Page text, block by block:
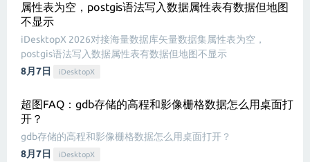
属性表为空，postgis语法写入数据属性表有数据但地图
不显示
iDesktopX 2026对接海量数据库矢量数据集属性表为空，
postgis语法写入数据属性表有数据但地图不显示
8月7日
iDesktopX
超图FAQ：gdb存储的高程和影像栅格数据怎么用桌面打
开？
gdb存储的高程和影像栅格数据怎么用桌面打开？
8月7日
iDesktopX